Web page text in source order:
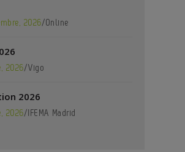
2026/Online
2026/Vigo
2026
2026/IFEMA Madrid